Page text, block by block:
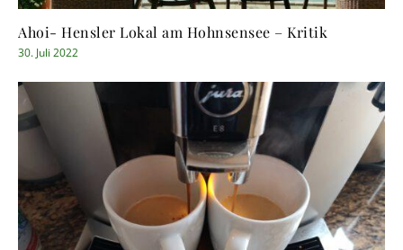
Ahoi- Hensler Lokal am Hohnsensee – Kritik
30. Juli 2022